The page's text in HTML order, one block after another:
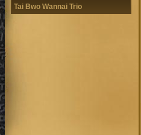
Tai Bwo Wannai Trio